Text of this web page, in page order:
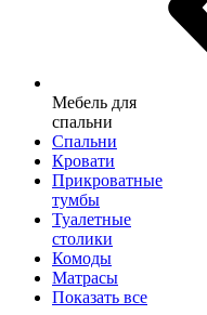
Мебель для
спальни
Спальни
Кровати
Прикроватные
тумбы
Туалетные
столики
Комоды
Матрасы
Показать все